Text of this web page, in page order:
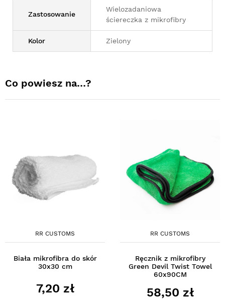
Zastosowanie
Wielozadaniowa
ściereczka z mikrofibry
Kolor Zielony
Co powiesz na…?
RR CUSTOMS
Biała mikrofibra do skór
30x30 cm
7,20 zł
RR CUSTOMS
Ręcznik z mikrofibry
Green Devil Twist Towel
60x90CM
58,50 zł